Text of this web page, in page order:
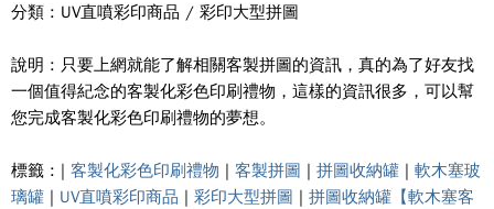
分類 : UV直噴彩印商品 / 彩印大型拼圖
說明 : 只要上網就能了解相關客製拼圖的資訊，真的為了好友找
一個值得紀念的客製化彩色印刷禮物，這樣的資訊很多，可以幫
您完成客製化彩色印刷禮物的夢想。
標籤 : | 客製化彩色印刷禮物 | 客製拼圖 | 拼圖收納罐 | 軟木塞玻
璃罐 | UV直噴彩印商品 | 彩印大型拼圖 | 拼圖收納罐【軟木塞客